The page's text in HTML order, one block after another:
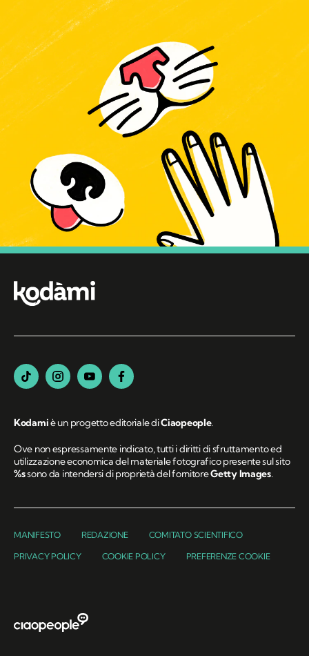
Kodamiè un progetto editoriale diCiaopeople.
Ove non espressamente indicato, tutti i diritti di sfruttamento ed
utilizzazione economica del materiale fotografico presente sul sito
%ssono da intendersi di proprietà del fornitoreGetty Images.
MANIFESTO REDAZIONE COMITATO SCIENTIFICO
PRIVACY POLICY COOKIE POLICY PREFERENZE COOKIE